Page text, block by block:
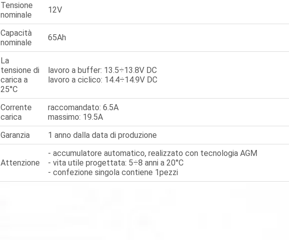
Tensione
nominale
12V
Capacità
nominale
65Ah
La
tensione di
carica a
25°C
lavoro a buffer: 13.5÷13.8V DC
lavoro a ciclico: 14.4÷14.9V DC
Corrente
carica
raccomandato: 6.5A
massimo: 19.5A
Garanzia
1 anno dalla data di produzione
Attenzione
- accumulatore automatico, realizzato con tecnologia AGM
- vita utile progettata: 5÷8 anni a 20°C
- confezione singola contiene 1pezzi